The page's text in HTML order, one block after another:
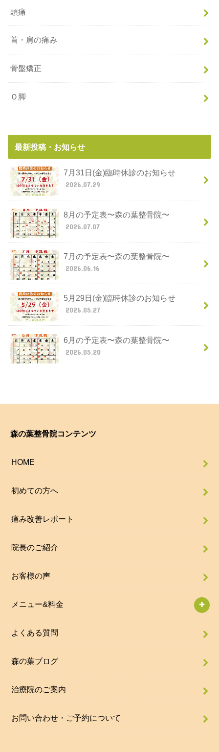
頭痛
首・肩の痛み
骨盤矯正
Ｏ脚
最新投稿・お知らせ
7月31日(金)臨時休診のお知らせ
2026.07.29
8月の予定表〜森の葉整骨院〜
2026.07.07
7月の予定表〜森の葉整骨院〜
2026.06.16
5月29日(金)臨時休診のお知らせ
2026.05.27
6月の予定表〜森の葉整骨院〜
2026.05.20
森の葉整骨院コンテンツ
HOME
初めての方へ
痛み改善レポート
院長のご紹介
お客様の声
メニュー&料金
よくある質問
森の葉ブログ
治療院のご案内
お問い合わせ・ご予約について